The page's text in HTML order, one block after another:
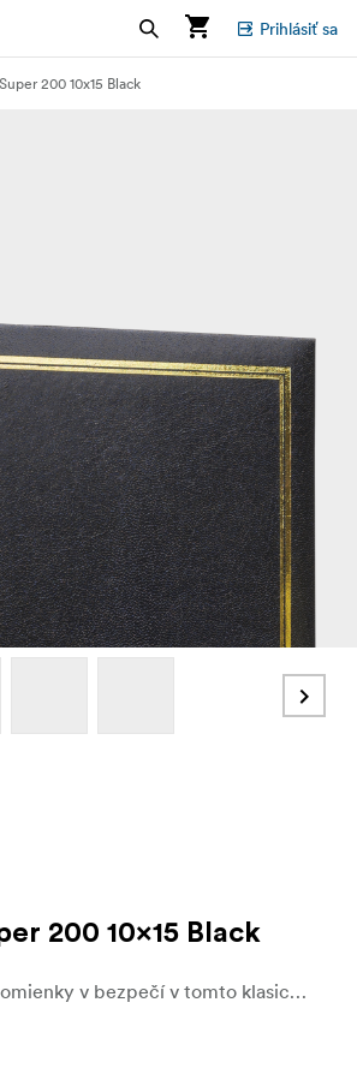
Prihlásiť sa
200 10x15 Black
200 10x15 Black
Uchovajte svoje spomienky v bezpečí v tomto klasickom fotoalbume v knižnej väzbe, ktorý má jednoduchý, ale elegantný obal z umelej kože a jemné zlaté detaily. Album má mimoriadne pevné obaly na dlhodobé používanie a obsahuje vrecká až na 200 fotografií vo veľkosti do 10x15 cm.